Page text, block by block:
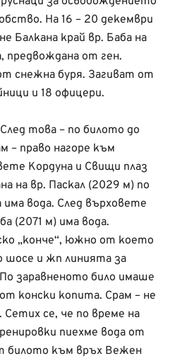
На 16 – 20 декември
Балкана край вр. Баба на
от ген.
снежна буря. Загиват от
и 18 офицери.
това – по билото до
право нагоре към
Кордуна и Свищи плаз
на вр. Паскал (2029 м) по
вода. След върховете
(2071 м) има вода.
„конче“, южно от което
шосе и жп линията за
заравненото било имаше
конски копита. Срам – не
се, че по време на
пиехме вода от
билото към връх Вежен